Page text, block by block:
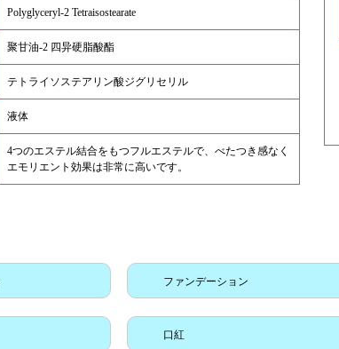
Polyglyceryl-2 Tetraisostearate
聚甘油-2 四异硬脂酸酯
テトライソステアリン酸ジグリセリル
液体
4つのエステル結合をもつフルエステルで、べたつき感なく
エモリエント効果は非常に高いです。
ファンデーション
口紅